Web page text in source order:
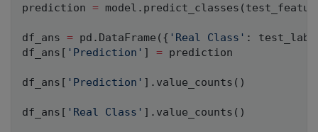
prediction = model . predict_classes (
df_ans = pd . DataFrame ( { 'Real Class' :
df_ans [ 'Prediction' ] = prediction
df_ans [ 'Prediction' ] . value_counts ( )
df_ans [ 'Real Class' ] . value_counts ( )